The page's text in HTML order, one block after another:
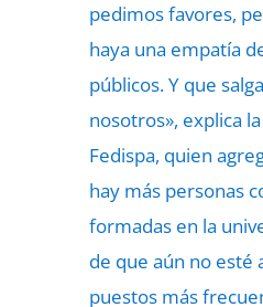
pedimos favores,
haya una empatía
públicos. Y que
nosotros», explica
Fedispa, quien
hay más personas
formadas en la
de que aún no esté
puestos más